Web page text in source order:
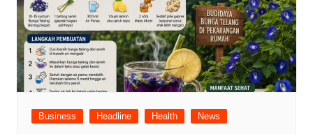
Business Headline Health News